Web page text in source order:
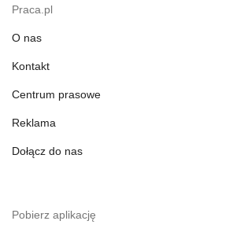
Praca.pl
O nas
Kontakt
Centrum prasowe
Reklama
Dołącz do nas
Pobierz aplikację